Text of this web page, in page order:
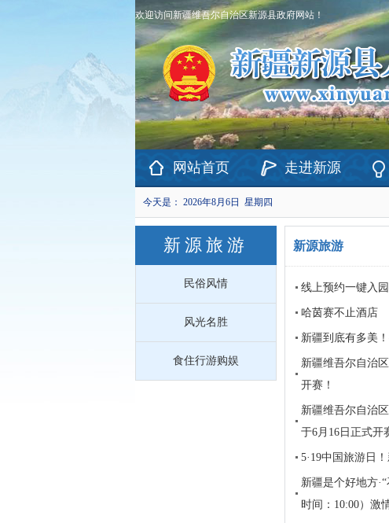
欢迎访问新疆维吾尔自治区新源县政府网站！
网站首页 走进新源
今天是： 2026年8月6日 星期四
新源旅游
民俗风情
风光名胜
食住行游购娱
新源旅游
线上预约一键入
哈茵赛不止酒店
新疆到底有多美
新疆维吾尔自治
开赛！
新疆维吾尔自治
于6月16日正式开
5·19中国旅游日
新疆是个好地方
时间：10:00）激